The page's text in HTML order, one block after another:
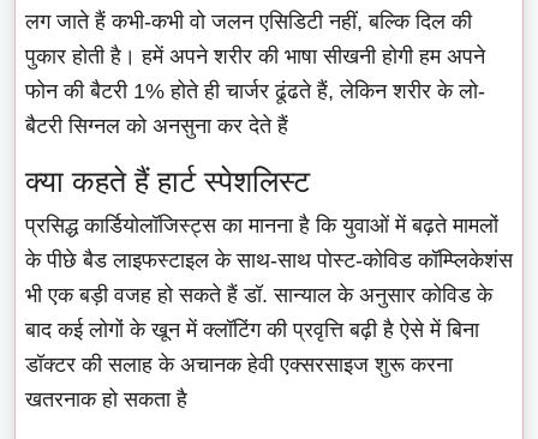
लग जाते हैं कभी-कभी वो जलन एसिडिटी नहीं, बल्कि दिल की
पुकार होती है। हमें अपने शरीर की भाषा सीखनी होगी हम अपने
फोन की बैटरी 1% होते ही चार्जर ढूंढते हैं, लेकिन शरीर के लो-
बैटरी सिग्नल को अनसुना कर देते हैं
क्या कहते हैं हार्ट स्पेशलिस्ट
प्रसिद्ध कार्डियोलॉजिस्ट्स का मानना है कि युवाओं में बढ़ते मामलों
के पीछे बैड लाइफस्टाइल के साथ-साथ पोस्ट-कोविड कॉम्प्लिकेशंस
भी एक बड़ी वजह हो सकते हैं डॉ. सान्याल के अनुसार कोविड के
बाद कई लोगों के खून में क्लॉटिंग की प्रवृत्ति बढ़ी है ऐसे में बिना
डॉक्टर की सलाह के अचानक हेवी एक्सरसाइज शुरू करना
खतरनाक हो सकता है